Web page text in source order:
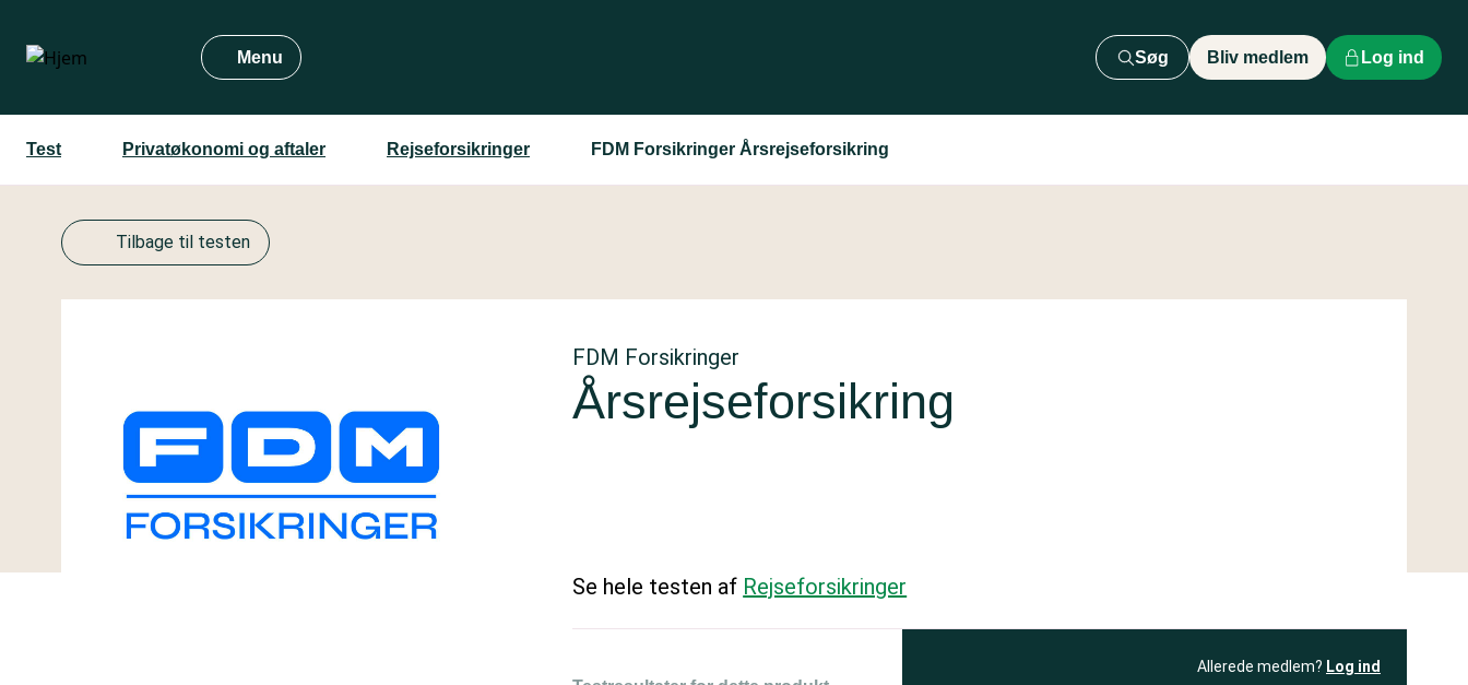
hovedindhold
Menu Søg Bliv medlem Log ind
Test Privatøkonomi og aftaler Rejseforsikringer FDM Forsikringer Årsrejseforsikring
Tilbage til testen
FDM Forsikringer
Årsrejseforsikring
Se hele testen af Rejseforsikringer
Allerede medlem? Log ind